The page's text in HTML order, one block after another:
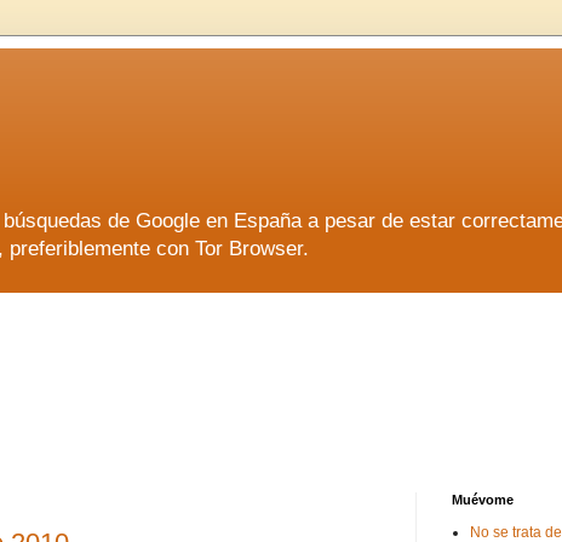
de Google en España a pesar de estar
con Tor Browser.
Muévome
No se trata